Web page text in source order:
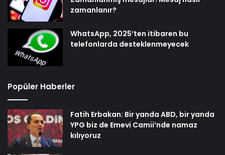
zamanlanır?
WhatsApp, 2025’ten itibaren bu
telefonlarda desteklenmeyecek
Popüler Haberler
Fatih Erbakan: Bir yanda ABD, bir yanda
YPG biz de Emevi Camii’nde namaz
kılıyoruz